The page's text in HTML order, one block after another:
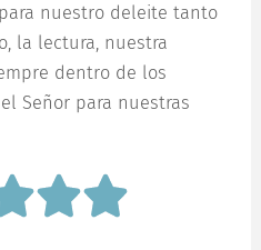
nuestro deleite tanto
la lectura, nuestra
dentro de los
Señor para nuestras